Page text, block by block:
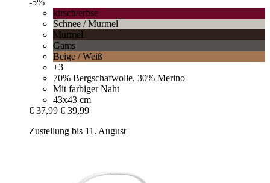
-5%
kirsch/erbse
Schnee / Murmel
Murmel
Gams
Beige / Weiß
+3
70% Bergschafwolle, 30% Merino
Mit farbiger Naht
43x43 cm
€ 37,99 € 39,99
Zustellung bis 11. August